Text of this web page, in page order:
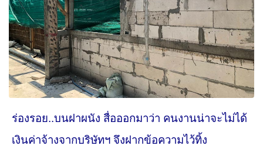
ร่องรอย..บนฝาผนัง สื่อออกมาว่า คนงานน่าจะไม่ได้
เงินค่าจ้างจากบริษัทฯ จึงฝากข้อความไว้ทิ้ง